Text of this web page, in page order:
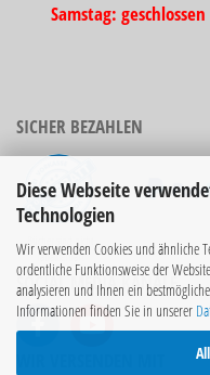
Diese Webseite
Technologien
Wir verwenden Cookies und ähnliche
ordentliche Funktionsweise der
analysieren und Ihnen ein
Informationen finden Sie in unserer
Samstag: geschlossen
SICHER BEZAHLEN
Bücher sind nicht
rabattierbar!
SOCIAL MEDIA KANÄLE